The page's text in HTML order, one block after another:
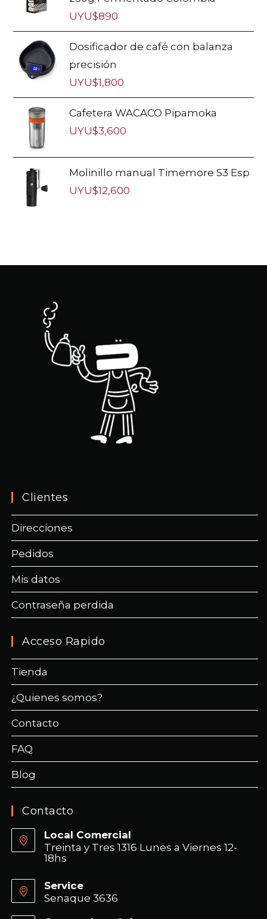
UYU$890
Dosificador de café con balanza
precisión
UYU$1,800
Cafetera WACACO Pipamoka
UYU$3,600
Molinillo manual Timemore S3 Esp
UYU$12,600
Clientes
Direcciones
Pedidos
Mis datos
Contraseña perdida
Acceso Rapido
Tienda
¿Quienes somos?
Contacto
FAQ
Blog
Contacto
Local Comercial
Treinta y Tres 1316 Lunes a Viernes 12-
18hs
Service
Senaque 3636